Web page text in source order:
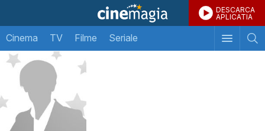
DESCARCA
APLICATIA
Cinema TV Filme Seriale